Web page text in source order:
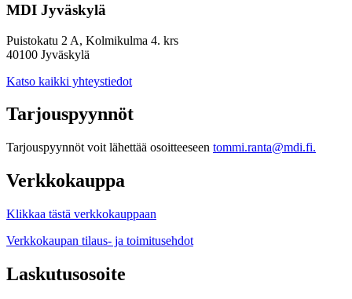
MDI Jyväskylä
Puistokatu 2 A, Kolmikulma 4. krs
40100 Jyväskylä
Katso kaikki yhteystiedot
Tarjouspyynnöt
Tarjouspyynnöt voit lähettää osoitteeseen tommi.ranta@mdi.fi.
Verkkokauppa
Klikkaa tästä verkkokauppaan
Verkkokaupan tilaus- ja toimitusehdot
Laskutusosoite